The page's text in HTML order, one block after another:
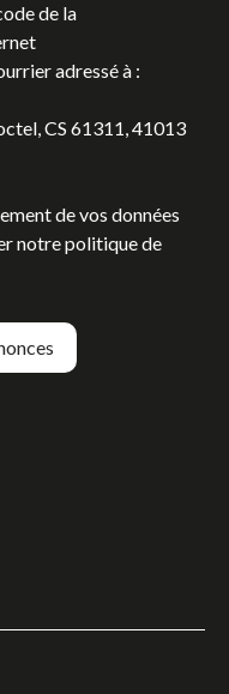
de la
adressé à :
CS 61311, 41013
de vos données
notrepolitique de